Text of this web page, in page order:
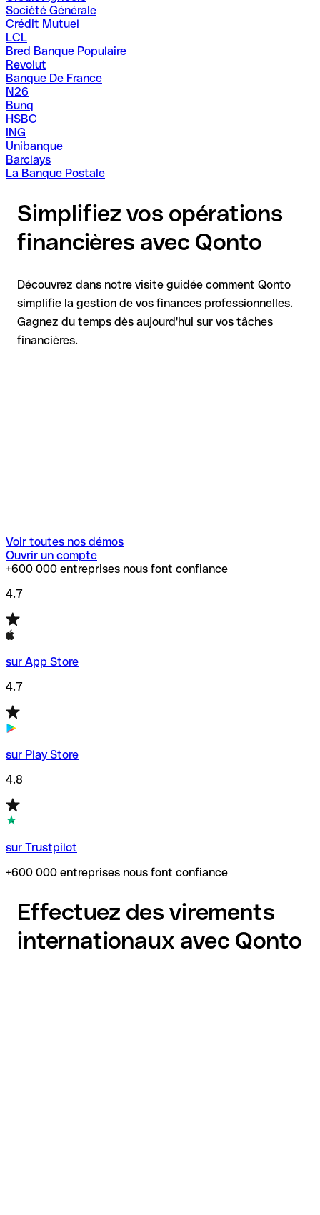
Société Générale
Crédit Mutuel
LCL
Bred Banque Populaire
Revolut
Banque De France
N26
Bunq
HSBC
ING
Unibanque
Barclays
La Banque Postale
Simplifiez vos opérations
financières avec Qonto
Découvrez dans notre visite guidée comment Qonto
simplifie la gestion de vos finances professionnelles.
Gagnez du temps dès aujourd'hui sur vos tâches
financières.
Voir toutes nos démos
Ouvrir un compte
+600 000 entreprises nous font confiance
4.7
sur App Store
4.7
sur Play Store
4.8
sur Trustpilot
+600 000 entreprises nous font confiance
Effectuez des virements
internationaux avec Qonto